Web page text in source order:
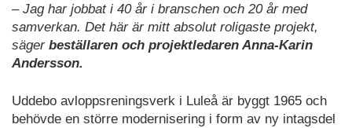
– Jag har jobbat i 40 år i branschen och 20 år med
samverkan. Det här är mitt absolut roligaste projekt,
sägerbeställaren och projektledaren Anna-Karin
Andersson.
Uddebo avloppsreningsverk i Luleå är byggt 1965 och
behövde en större modernisering i form av ny intagsdel